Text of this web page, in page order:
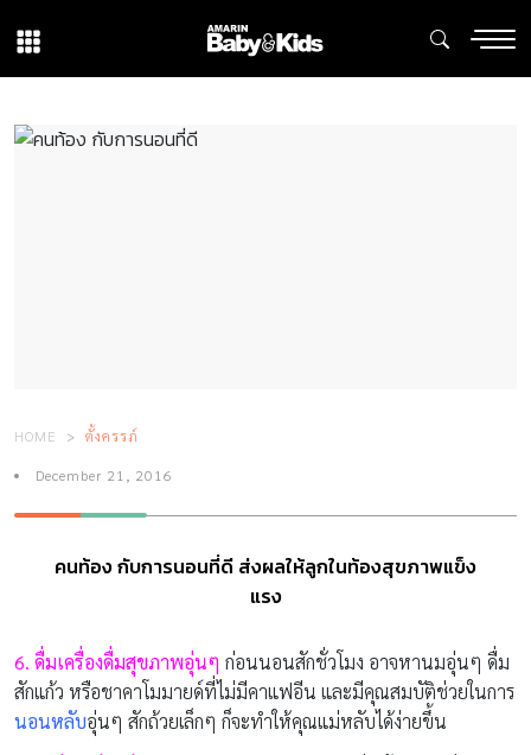
HOME ตั้งครรภ์
December 21, 2016
คนท้อง กับการนอนที่ดี ส่งผลให้ลูกในท้องสุขภาพแข็ง
แรง
6. ดื่มเครื่องดื่มสุขภาพอุ่นๆ ก่อนนอนสักชั่วโมง อาจหานมอุ่นๆ ดื่ม
สักแก้ว หรือชาคาโมมายด์ที่ไม่มีคาแฟอีน และมีคุณสมบัติช่วยในการ
นอนหลับอุ่นๆ สักถ้วยเล็กๆ ก็จะทำให้คุณแม่หลับได้ง่ายขึ้น